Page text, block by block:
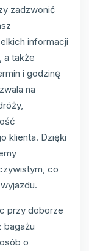
zadzwonić
informacji
a także
i godzinę
na
klienta. Dzięki
co
przy doborze
bagażu
o